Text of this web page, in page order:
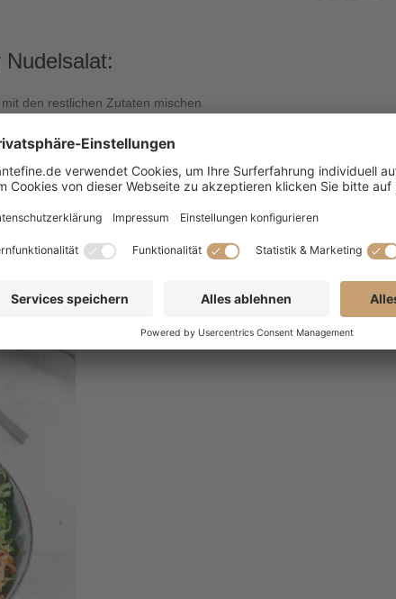
den restlichen Zutaten mischen.
und die anderen Zutaten klein schneiden.
Nudelsalat.